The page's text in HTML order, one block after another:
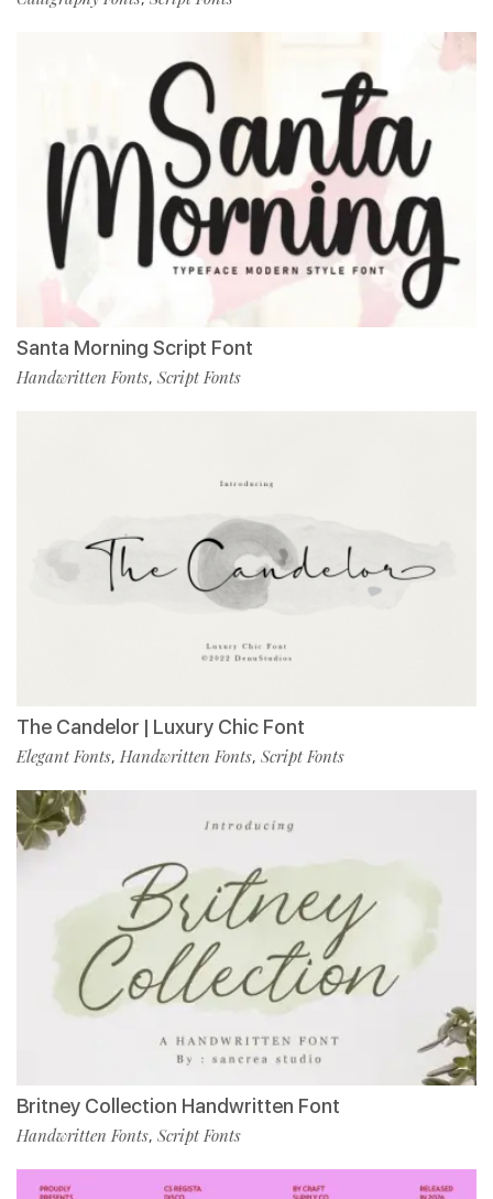
Santa Morning Script Font
Handwritten Fonts, Script Fonts
The Candelor | Luxury Chic Font
Elegant Fonts, Handwritten Fonts, Script Fonts
Britney Collection Handwritten Font
Handwritten Fonts, Script Fonts